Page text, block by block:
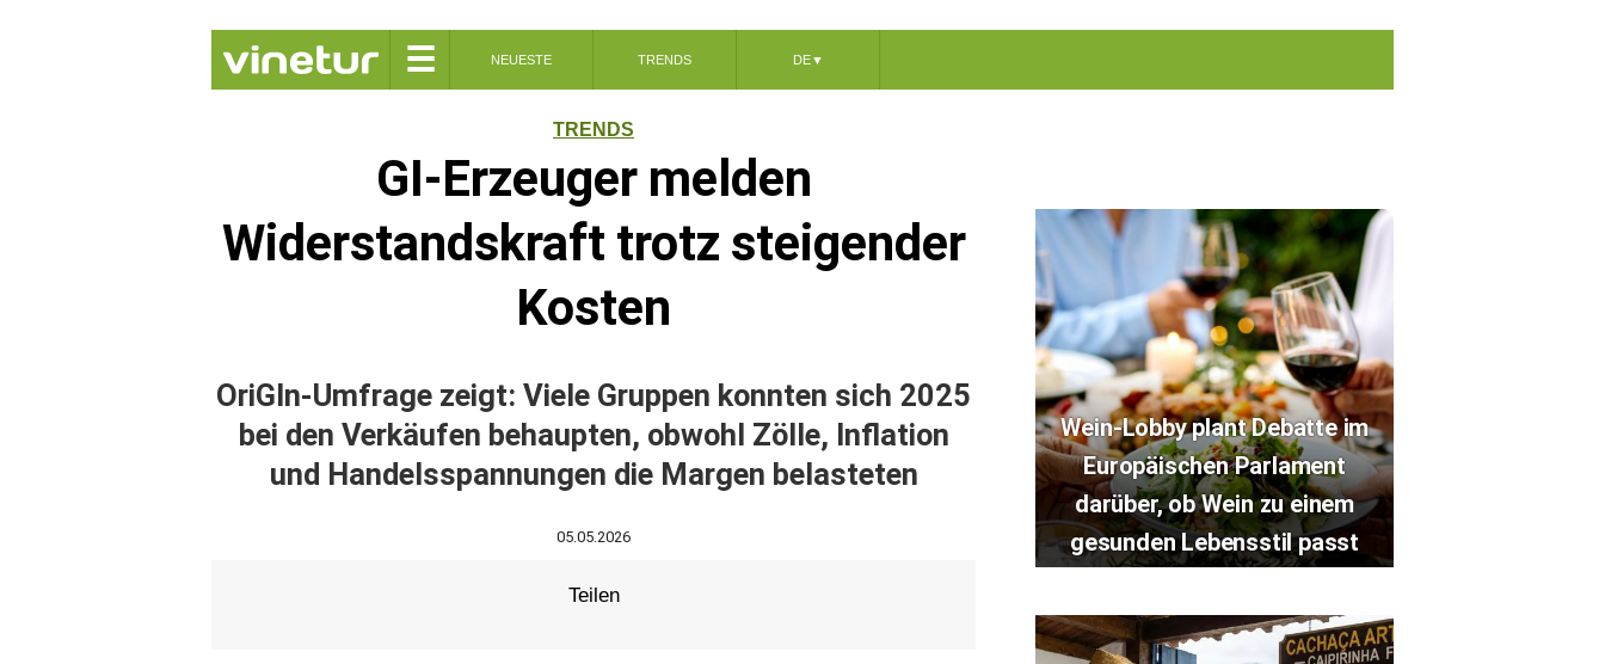
☰ NEUESTE TRENDS DE▼
TRENDS
GI-Erzeuger melden
Widerstandskraft trotz steigender
Kosten
OriGIn-Umfrage zeigt: Viele Gruppen konnten sich 2025
bei den Verkäufen behaupten, obwohl Zölle, Inflation
und Handelsspannungen die Margen belasteten
05.05.2026
Teilen
Wein-Lobby plant Debatte im
Europäischen Parlament
darüber, ob Wein zu einem
gesunden Lebensstil passt